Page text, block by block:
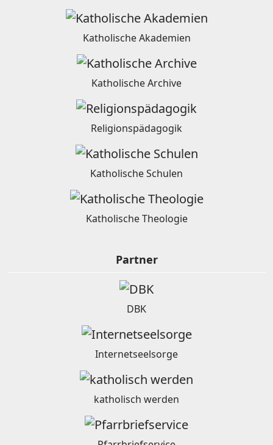
Katholische Akademien
Katholische Archive
Religionspädagogik
Katholische Schulen
Katholische Theologie
Partner
DBK
Internetseelsorge
katholisch werden